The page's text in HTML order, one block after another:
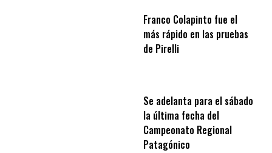
Franco Colapinto fue el
más rápido en las pruebas
de Pirelli
Se adelanta para el sábado
la última fecha del
Campeonato Regional
Patagónico